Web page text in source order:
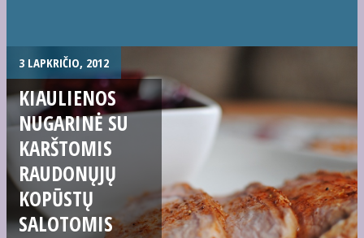
3 LAPKRIČIO, 2012
KIAULIENOS
NUGARINĖ SU
KARŠTOMIS
RAUDONŲJŲ
KOPŪSTŲ
SALOTOMIS